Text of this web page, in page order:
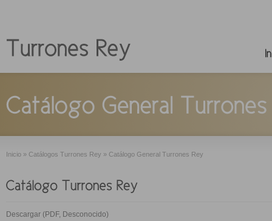
Inicio » Catálogos Turrones Rey » Catálogo General Turrones Rey
Descargar (PDF, Desconocido)